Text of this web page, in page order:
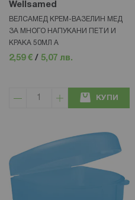
Wellsamed
ВЕЛСАМЕД КРЕМ-ВАЗЕЛИН МЕД
ЗА МНОГО НАПУКАНИ ПЕТИ И
КРАКА 50МЛ А
2,59 € / 5,07 лв.
КУПИ